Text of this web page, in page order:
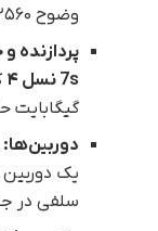
وضوح ۱۶۰۰x۲۵۶۰ پیکسل و نرخ نوسازی ۱۲۰ هرتز.
پردازنده
7s نسل ۴
گیگابایت
دوربین‌ها:
سلفی در